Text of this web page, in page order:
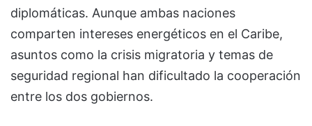
diplomáticas. Aunque ambas naciones
comparten intereses energéticos en el Caribe,
asuntos como la crisis migratoria y temas de
seguridad regional han dificultado la cooperación
entre los dos gobiernos.